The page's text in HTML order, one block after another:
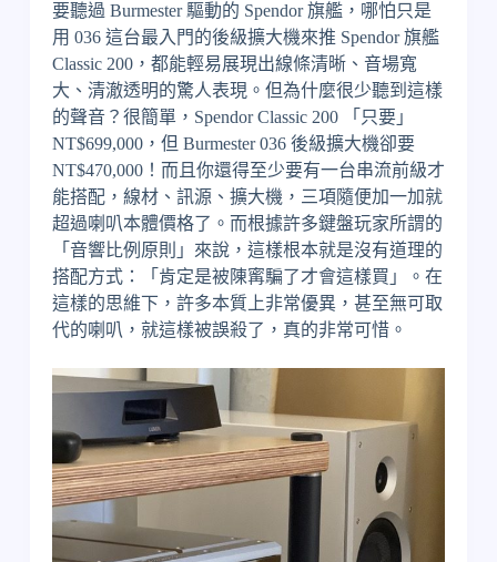
要聽過 Burmester 驅動的 Spendor 旗艦，哪怕只是
用 036 這台最入門的後級擴大機來推 Spendor 旗艦
Classic 200，都能輕易展現出線條清晰、音場寬
大、清澈透明的驚人表現。但為什麼很少聽到這樣
的聲音？很簡單，Spendor Classic 200 「只要」
NT$699,000，但 Burmester 036 後級擴大機卻要
NT$470,000！而且你還得至少要有一台串流前級才
能搭配，線材、訊源、擴大機，三項隨便加一加就
超過喇叭本體價格了。而根據許多鍵盤玩家所謂的
「音響比例原則」來說，這樣根本就是沒有道理的
搭配方式：「肯定是被陳寗騙了才會這樣買」。在
這樣的思維下，許多本質上非常優異，甚至無可取
代的喇叭，就這樣被誤殺了，真的非常可惜。